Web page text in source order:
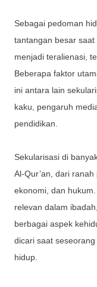
Sebagai pedoman
tantangan besar
menjadi teralienasi,
Beberapa faktor
ini antara lain
kaku, pengaruh
pendidikan.
Sekularisasi di
Al-Qur’an, dari
ekonomi, dan
relevan dalam
berbagai aspek
dicari saat
hidup.